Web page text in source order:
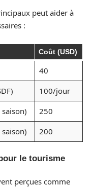
peut aider à
:
Coût (USD)
40
100/jour
250
200
le tourisme
perçues comme